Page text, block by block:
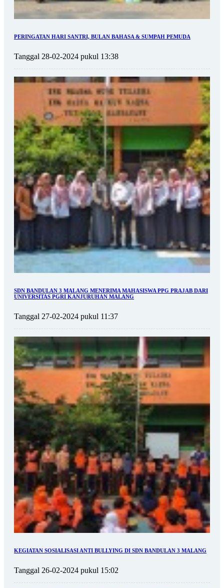
PERINGATAN HARI SANTRI, BULAN BAHASA & SUMPAH PEMUDA
Tanggal 28-02-2024 pukul 13:38
SDN BANDULAN 3 MALANG MENERIMA MAHASISWA PPG PRAJAB DARI
UNIVERSITAS PGRI KANJURUHAN MALANG
Tanggal 27-02-2024 pukul 11:37
KEGIATAN SOSIALISASI ANTI BULLYING DI SDN BANDULAN 3 MALANG
Tanggal 26-02-2024 pukul 15:02